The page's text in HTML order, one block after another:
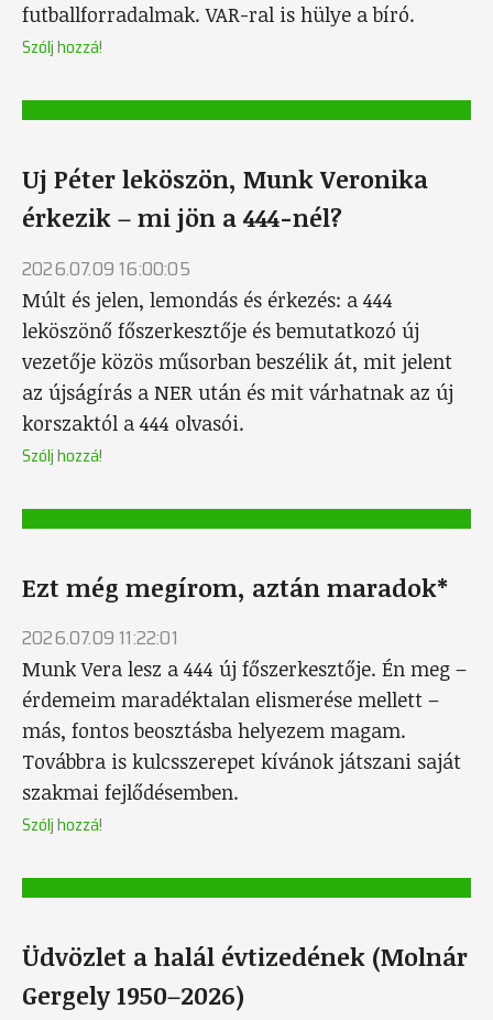
futballforradalmak. VAR-ral is hülye a bíró.
Szólj hozzá!
Uj Péter leköszön, Munk Veronika
érkezik – mi jön a 444-nél?
2026.07.09 16:00:05
Múlt és jelen, lemondás és érkezés: a 444
leköszönő főszerkesztője és bemutatkozó új
vezetője közös műsorban beszélik át, mit jelent
az újságírás a NER után és mit várhatnak az új
korszaktól a 444 olvasói.
Szólj hozzá!
Ezt még megírom, aztán maradok*
2026.07.09 11:22:01
Munk Vera lesz a 444 új főszerkesztője. Én meg –
érdemeim maradéktalan elismerése mellett –
más, fontos beosztásba helyezem magam.
Továbbra is kulcsszerepet kívánok játszani saját
szakmai fejlődésemben.
Szólj hozzá!
Üdvözlet a halál évtizedének (Molnár
Gergely 1950–2026)